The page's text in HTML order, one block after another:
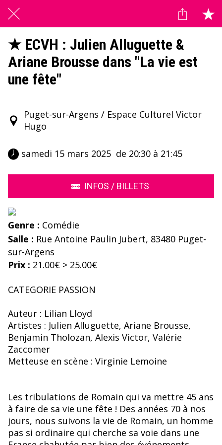
★ ECVH : Julien Alluguette &
Ariane Brousse dans "La vie est
une fête"
Puget-sur-Argens / Espace Culturel Victor
Hugo
samedi 15 mars 2025  de 20:30 à 21:45
INFOS / BILLETS
Genre : Comédie
Salle : Rue Antoine Paulin Jubert, 83480 Puget-
sur-Argens
Prix : 21.00€ > 25.00€
CATEGORIE PASSION
Auteur : Lilian Lloyd
Artistes : Julien Alluguette, Ariane Brousse,
Benjamin Tholozan, Alexis Victor, Valérie
Zaccomer
Metteuse en scène : Virginie Lemoine
Les tribulations de Romain qui va mettre 45 ans
à faire de sa vie une fête ! Des années 70 à nos
jours, nous suivons la vie de Romain, un homme
pas si ordinaire qui cherche sa voie dans une